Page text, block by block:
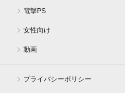
電撃PS
女性向け
動画
プライバシーポリシー